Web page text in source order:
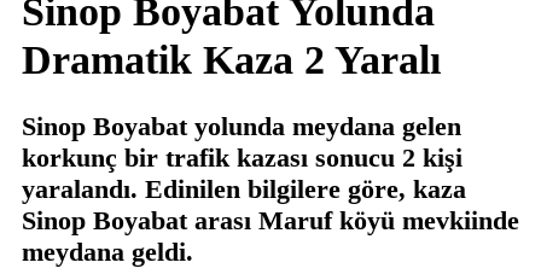
Sinop Boyabat Yolunda
Dramatik Kaza 2 Yaralı
Sinop Boyabat yolunda meydana gelen
korkunç bir trafik kazası sonucu 2 kişi
yaralandı. Edinilen bilgilere göre, kaza
Sinop Boyabat arası Maruf köyü mevkiinde
meydana geldi.